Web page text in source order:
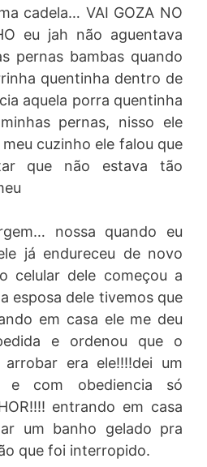
cadela… VAI GOZA NO
eu jah não aguentava
pernas bambas quando
quentinha dentro de
aquela porra quentinha
pernas, nisso ele
cuzinho ele falou que
que não estava tão
nossa quando eu
já endureceu de novo
celular dele começou a
esposa dele tivemos que
em casa ele me deu
e ordenou que o
era ele!!!!dei um
e com obediencia só
entrando em casa
um banho gelado pra
que foi interropido.